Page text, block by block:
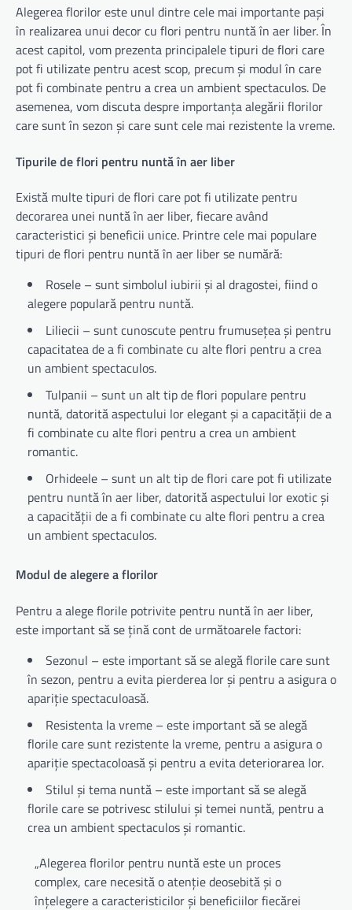
Alegerea florilor este unul dintre cele mai importante pași
în realizarea unui decor cu flori pentru nuntă în aer liber. În
acest capitol, vom prezenta principalele tipuri de flori care
pot fi utilizate pentru acest scop, precum și modul în care
pot fi combinate pentru a crea un ambient spectaculos. De
asemenea, vom discuta despre importanța alegării florilor
care sunt în sezon și care sunt cele mai rezistente la vreme.
Tipurile de flori pentru nuntă în aer liber
Există multe tipuri de flori care pot fi utilizate pentru
decorarea unei nuntă în aer liber, fiecare având
caracteristici și beneficii unice. Printre cele mai populare
tipuri de flori pentru nuntă în aer liber se numără:
Rosele – sunt simbolul iubirii și al dragostei, fiind o
alegere populară pentru nuntă.
Liliecii – sunt cunoscute pentru frumusețea și pentru
capacitatea de a fi combinate cu alte flori pentru a crea
un ambient spectaculos.
Tulpanii – sunt un alt tip de flori populare pentru
nuntă, datorită aspectului lor elegant și a capacității de a
fi combinate cu alte flori pentru a crea un ambient
romantic.
Orhideele – sunt un alt tip de flori care pot fi utilizate
pentru nuntă în aer liber, datorită aspectului lor exotic și
a capacității de a fi combinate cu alte flori pentru a crea
un ambient spectaculos.
Modul de alegere a florilor
Pentru a alege florile potrivite pentru nuntă în aer liber,
este important să se țină cont de următoarele factori:
Sezonul – este important să se alegă florile care sunt
în sezon, pentru a evita pierderea lor și pentru a asigura o
apariție spectaculoasă.
Resistenta la vreme – este important să se alegă
florile care sunt rezistente la vreme, pentru a asigura o
apariție spectacoloasă și pentru a evita deteriorarea lor.
Stilul și tema nuntă – este important să se alegă
florile care se potrivesc stilului și temei nuntă, pentru a
crea un ambient spectaculos și romantic.
„Alegerea florilor pentru nuntă este un proces
complex, care necesită o atenție deosebită și o
înțelegere a caracteristicilor și beneficiilor fiecărei